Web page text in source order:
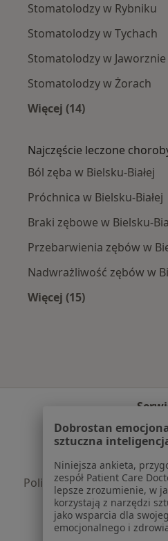
Stomatolodzy w Rybniku
Stomatolodzy w Tychach
Stomatolodzy w Jaworznie
Stomatolodzy w Żorach
Więcej (14)
Najczęście leczone
Ból zęba w Bielsku-Białej
Próchnica w Bielsku-Białej
Braki zębowe w Bielsku-
Przebarwienia zębów w
Nadwrażliwość zębów w
Więcej (15)
Polityka
Polityka prywatności
Polityka prywatności dla
dane
Polityka
Jak działają
Dobrostan
sztuczna
Niniejsza ankieta,
zespół Patient Care
lepsze zrozumienie, w
korzystają z narzędzi
jako wsparcia dla
emocjonalnego i